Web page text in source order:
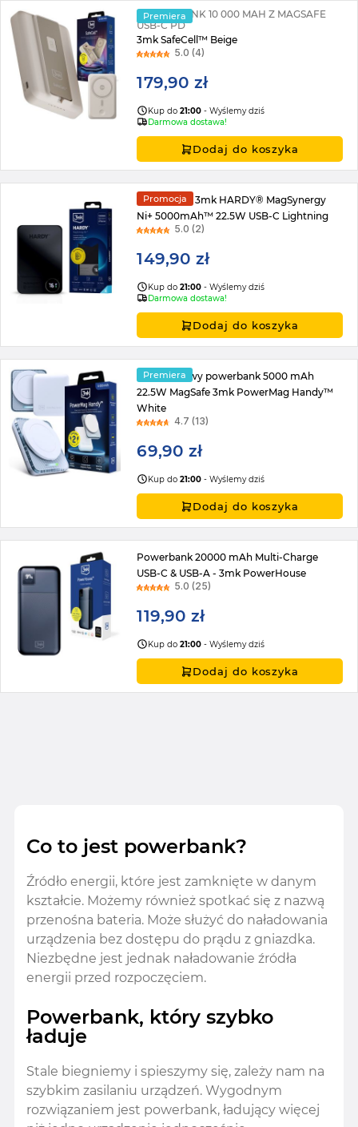
Premiera
POWERBANK 10 000 MAH Z MAGSAFE
USB-C PD
3mk SafeCell™ Beige
5.0 (4)
179,90 zł
Kup do21:00 - Wyślemy dziś
Darmowa dostawa!
Dodaj do koszyka
Promocja
Powerbank 3mk HARDY® MagSynergy
Ni+ 5000mAh™ 22.5W USB-C Lightning
5.0 (2)
149,90 zł
Kup do21:00 - Wyślemy dziś
Darmowa dostawa!
Dodaj do koszyka
Premiera
Kompaktowy powerbank 5000 mAh
22.5W MagSafe 3mk PowerMag Handy™
White
4.7 (13)
69,90 zł
Kup do21:00 - Wyślemy dziś
Dodaj do koszyka
Powerbank 20000 mAh Multi-Charge
USB-C & USB-A - 3mk PowerHouse
5.0 (25)
119,90 zł
Kup do21:00 - Wyślemy dziś
Dodaj do koszyka
Co to jest powerbank?
Źródło energii, które jest zamknięte w danym
kształcie. Możemy również spotkać się z nazwą
przenośna bateria. Może służyć do naładowania
urządzenia bez dostępu do prądu z gniazdka.
Niezbędne jest jednak naładowanie źródła
energii przed rozpoczęciem.
Powerbank, który szybko
ładuje
Stale biegniemy i spieszymy się, zależy nam na
szybkim zasilaniu urządzeń. Wygodnym
rozwiązaniem jest powerbank, ładujący więcej